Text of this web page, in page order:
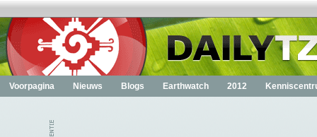
Voorpagina Nieuws Blogs Earthwatch 2012